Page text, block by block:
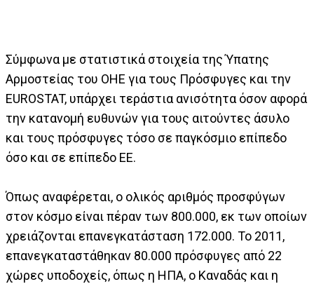
Σύμφωνα με στατιστικά στοιχεία της Ύπατης
Αρμοστείας του ΟΗΕ για τους Πρόσφυγες και την
EUROSTAT, υπάρχει τεράστια ανισότητα όσον αφορά
την κατανομή ευθυνών για τους αιτούντες άσυλο
και τους πρόσφυγες τόσο σε παγκόσμιο επίπεδο
όσο και σε επίπεδο ΕΕ.
Όπως αναφέρεται, ο ολικός αριθμός προσφύγων
στον κόσμο είναι πέραν των 800.000, εκ των οποίων
χρειάζονται επανεγκατάσταση 172.000. Το 2011,
επανεγκαταστάθηκαν 80.000 πρόσφυγες από 22
χώρες υποδοχείς, όπως η ΗΠΑ, ο Καναδάς και η